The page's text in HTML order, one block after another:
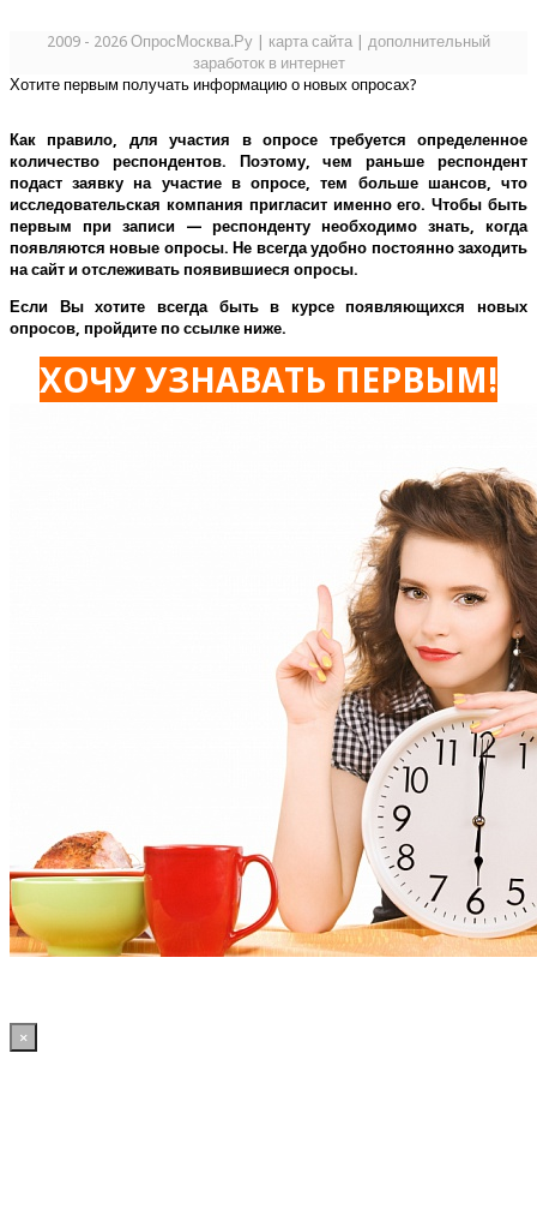
2009 - 2026 ОпросМосква.Ру | карта сайта | дополнительный
заработок в интернет
Хотите первым получать информацию о новых опросах?
Как правило, для участия в опросе требуется определенное
количество респондентов. Поэтому, чем раньше респондент
подаст заявку на участие в опросе, тем больше шансов, что
исследовательская компания пригласит именно его.Чтобы быть
первым при записи — респонденту необходимо знать, когда
появляются новые опросы. Не всегда удобно постоянно заходить
на сайт и отслеживать появившиеся опросы.
Если Вы хотите всегда быть в курсе появляющихся новых
опросов, пройдите по ссылке ниже.
ХОЧУ УЗНАВАТЬ ПЕРВЫМ!
×